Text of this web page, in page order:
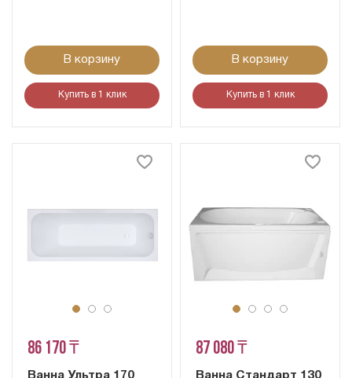
В корзину
Купить в 1 клик
В корзину
Купить в 1 клик
86 170 ₸
Ванна Ультра 170
87 080 ₸
Ванна Стандарт 130